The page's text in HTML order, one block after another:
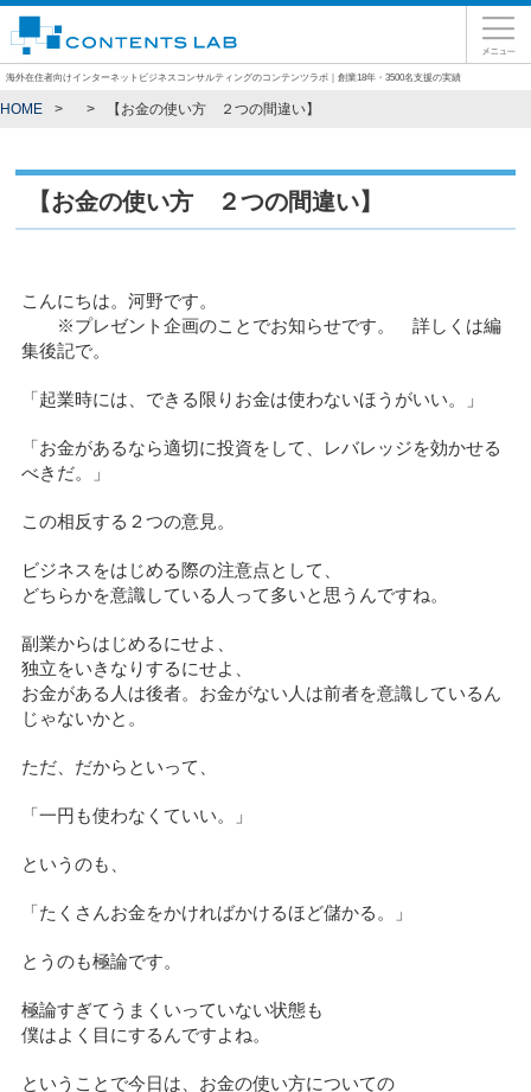
海外在住者向けインターネットビジネスコンサルティングのコンテンツラボ｜創業18年・3500名支援の実績
HOME 【お金の使い方 ２つの間違い】
【お金の使い方 ２つの間違い】
こんにちは。河野です。
※プレゼント企画のことでお知らせです。 詳しくは編
集後記で。
「起業時には、できる限りお金は使わないほうがいい。」
「お金があるなら適切に投資をして、レバレッジを効かせる
べきだ。」
この相反する２つの意見。
ビジネスをはじめる際の注意点として、
どちらかを意識している人って多いと思うんですね。
副業からはじめるにせよ、
独立をいきなりするにせよ、
お金がある人は後者。お金がない人は前者を意識しているん
じゃないかと。
ただ、だからといって、
「一円も使わなくていい。」
というのも、
「たくさんお金をかければかけるほど儲かる。」
とうのも極論です。
極論すぎてうまくいっていない状態も
僕はよく目にするんですよね。
ということで今日は、お金の使い方についての